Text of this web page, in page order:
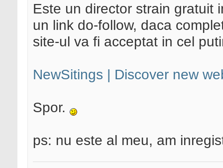
Este un director strain gratuit
un link do-follow, daca
site-ul va fi acceptat in cel
NewSitings | Discover new
Spor.
ps: nu este al meu, am